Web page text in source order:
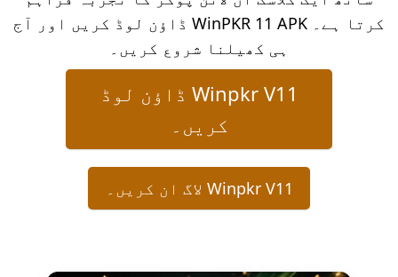
کرتا ہے۔ WinPKR 11 APK ڈاؤن لوڈ کریں اور آج
ہی کھیلنا شروع کریں۔
Winpkr V11 ڈاؤن لوڈ
کریں۔
Winpkr V11 لاگ ان کریں۔